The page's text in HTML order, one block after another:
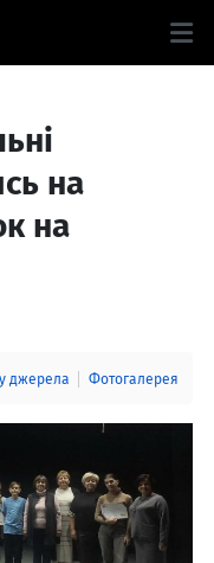
на
на
джерела Фотогалерея